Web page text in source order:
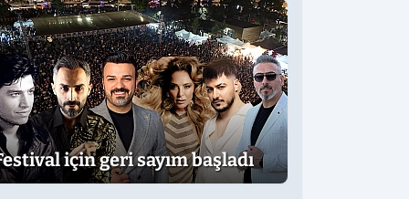
için geri sayım başladı